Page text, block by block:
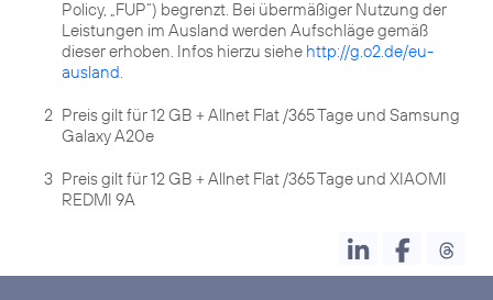
Policy, „FUP“) begrenzt. Bei übermäßiger Nutzung der
Leistungen im Ausland werden Aufschläge gemäß
dieser erhoben. Infos hierzu siehe http://g.o2.de/eu-
ausland
2 Preis gilt für 12 GB + Allnet Flat /365 Tage und Samsung
Galaxy A20e
3 Preis gilt für 12 GB + Allnet Flat /365 Tage und XIAOMI
REDMI 9A